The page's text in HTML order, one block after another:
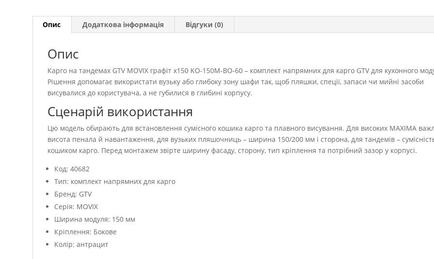
Опис Додаткова інформація Відгуки (0)
Опис
Карго на тандемах GTV MOVIX графіт х150 KO-150M-BO-60 – комплект напрямних для карго GTV для кухонного
Рішення допомагає використати вузьку або глибоку зону шафи так, щоб пляшки, спеції, запаси чи мийні засоби
висувалися до користувача, а не губилися в глибині корпусу.
Сценарій використання
Цю модель обирають для встановлення сумісного кошика карго та плавного висування. Для високих MAXIMA
висота пенала й навантаження, для вузьких пляшочниць – ширина 150/200 мм і сторона, для тандемів –
кошиком карго. Перед монтажем звірте ширину фасаду, сторону, тип кріплення та потрібний зазор у корпусі.
Код: 40682
Тип: комплект напрямних для карго
Бренд: GTV
Серія: MOVIX
Ширина модуля: 150 мм
Кріплення: Бокове
Колір: антрацит